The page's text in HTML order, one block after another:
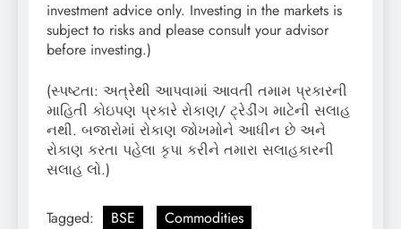
investment advice only. Investing in the markets is
subject to risks and please consult your advisor
before investing.)
(સ્પષ્ટતા: અત્રેથી આપવામાં આવતી તમામ પ્રકારની
માહિતી કોઇપણ પ્રકારે રોકાણ/ ટ્રેડીંગ માટેની સલાહ
નથી. બજારોમાં રોકાણ જોખમોને આધીન છે અને
રોકાણ કરતા પહેલા કૃપા કરીને તમારા સલાહકારની
સલાહ લો.)
Tagged: BSE
Commodities